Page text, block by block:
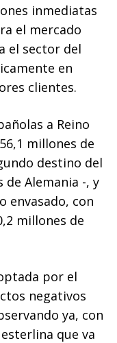
inmediatas
el mercado
el sector del
en
clientes.
a Reino
millones de
destino del
Alemania -, y
envasado, con
millones de
por el
negativos
ya, con
que va